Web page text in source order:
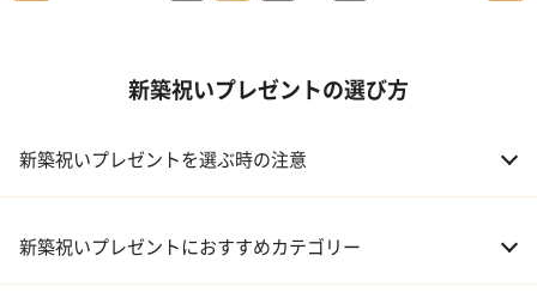
新築祝いプレゼントの選び方
新築祝いプレゼントを選ぶ時の注意
新築祝いプレゼントにおすすめカテゴリー